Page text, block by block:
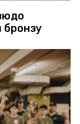
бронзу